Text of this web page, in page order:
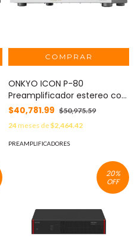
ONKYO ICON P-80
Preamplificador estereo con
conexion Wi Fi, color plata
$40,781.99 $50,975.59
24meses de$2,464.42
PREAMPLIFICADORES
20%
OFF